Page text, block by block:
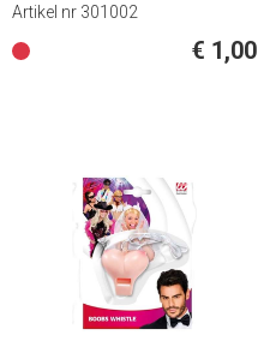
Artikel nr 301002
€ 1,00